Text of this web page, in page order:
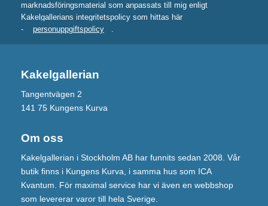
marknadsföringsmaterial som anpassats till mig enligt
Kakelgallerians integritetspolicy som hittas här
-
personuppgiftspolicy .
Kakelgallerian
Tangentvägen 2
141 75 Kungens Kurva
Om oss
Kakelgallerian i Stockholm AB har funnits sedan 2008. Vår
butik finns i Kungens Kurva, i samma hus som ICA
Kvantum. För maximal service har vi även en webbshop
som levererar varor till hela Sverige.